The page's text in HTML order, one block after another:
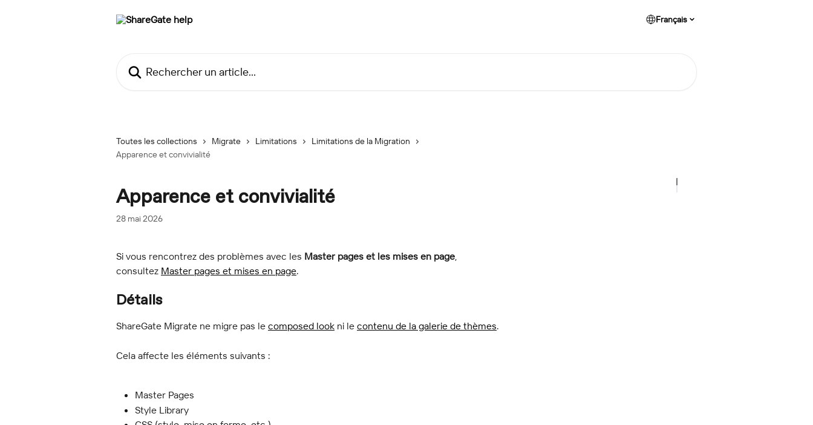
Français
Toutes les collections Migrate Limitations
Limitations de la Migration
Apparence et convivialité
Apparence et convivialité
28 mai 2026
Si vous rencontrez des problèmes avec les Master pages et les mises en page,
consultez Master pages et mises en page.
Détails
ShareGate Migrate ne migre pas le composed look ni le contenu de la galerie de thèmes.
Cela affecte les éléments suivants :
Master Pages
Style Library